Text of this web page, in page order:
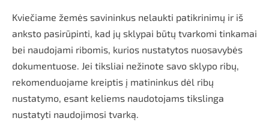
Kviečiame žemės savininkus nelaukti patikrinimų ir iš
anksto pasirūpinti, kad jų sklypai būtų tvarkomi tinkamai
bei naudojami ribomis, kurios nustatytos nuosavybės
dokumentuose. Jei tiksliai nežinote savo sklypo ribų,
rekomenduojame kreiptis į matininkus dėl ribų
nustatymo, esant keliems naudotojams tikslinga
nustatyti naudojimosi tvarką.